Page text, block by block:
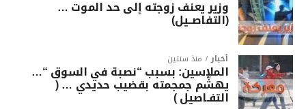
وزير يعنف زوجته إلى حد الموت …
(التفاصــيل)
أخبار منذ سنتين
الملاسين: بسبب “نصبة في السوق “…
يهشّم جمجمته بقضيب حديدي … (
التفـاصيل )